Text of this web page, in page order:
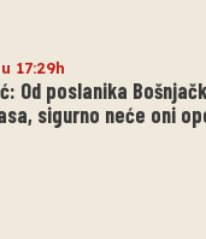
17:29h
Od poslanika
sigurno neće oni